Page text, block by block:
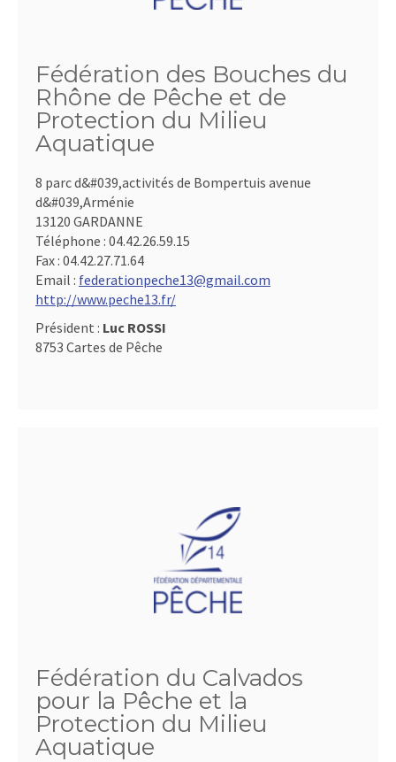
Fédération des Bouches du
Rhône de Pêche et de
Protection du Milieu
Aquatique
8 parc d&#039,activités de Bompertuis avenue
d&#039,Arménie
13120 GARDANNE
Téléphone : 04.42.26.59.15
Fax : 04.42.27.71.64
Email : federationpeche13@gmail.com
http://www.peche13.fr/
Président : Luc ROSSI
8753 Cartes de Pêche
Fédération du Calvados
pour la Pêche et la
Protection du Milieu
Aquatique